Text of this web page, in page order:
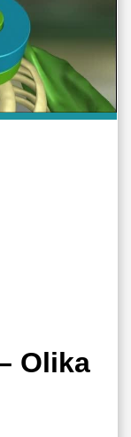
Olika